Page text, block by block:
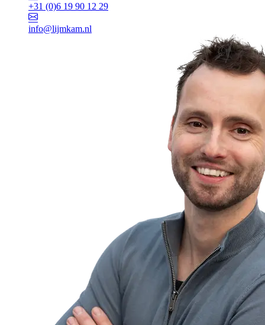
+31 (0)6 19 90 12 29
info@lijmkam.nl